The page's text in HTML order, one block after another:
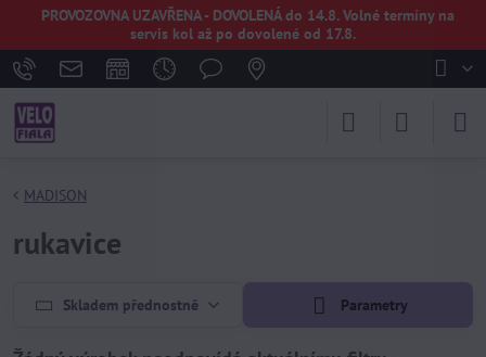
PROVOZOVNA UZAVŘENA - DOVOLENÁ do 14.8. Volné termíny na
servis kol až po dovolené od 17.8.
MADISON
rukavice
Skladem přednostně Parametry